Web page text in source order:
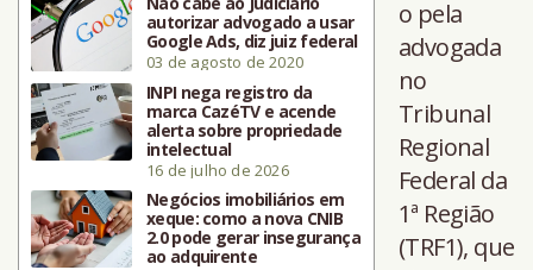
autorizar advogado a usar
Google Ads, diz juiz federal
03 de agosto de 2020
INPI nega registro da
marca CazéTV e acende
alerta sobre propriedade
intelectual
16 de julho de 2026
Negócios imobiliários em
xeque: como a nova CNIB
2.0 pode gerar insegurança
ao adquirente
o pela
advogada
no
Tribunal
Regional
Federal da
1ª Região
(TRF1), que